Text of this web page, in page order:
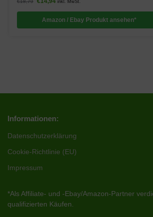
inkl. MwSt.
Amazon / Ebay Produkt ansehen*
Informationen:
Datenschutzerklärung
Cookie-Richtlinie (EU)
Impressum
*Als Affiliate- und -Ebay/Amazon-Partner
qualifizierten Käufen.